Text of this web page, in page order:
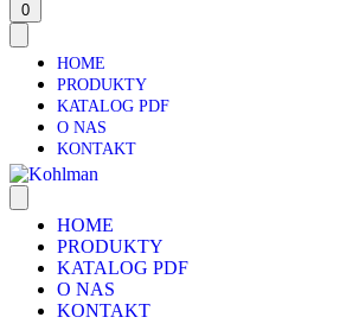
0
HOME
PRODUKTY
KATALOG PDF
O NAS
KONTAKT
HOME
PRODUKTY
KATALOG PDF
O NAS
KONTAKT